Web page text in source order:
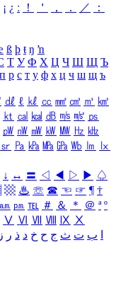
¡ ¿ ː ！ ＇ ， ． ／
：
ß þ ŧ ŋ ŉ
Т У Ф Х Ц Ч Ш Щ Ъ
п р с т у ф х ц ч ш щ ъ
㎗ ℓ ㎘ ㏄ ㎣ ㎤ ㎥ ㎦
㏏ ㎈ ㎉ ㏈ ㎧ ㎨ ㎰
㎺ ㎻ ㎽ ㎾ ㎿ ㎐ ㎑
㏛ ㎩ ㎪ ㎫ ㎬ ㏝ ㏐
㏓
↓ ↔ 〓 ◁ ◀ ▷ ▶ ♤
▩ ♨ ☏ ☎ ☜ ☞ ¶ †
㏂ ㏘ ℡ ＃ ＆ ＊ ＠ ª º
Ⅴ Ⅵ Ⅶ Ⅷ Ⅸ Ⅹ
ب ت ث ج ح خ د ذ ر ز